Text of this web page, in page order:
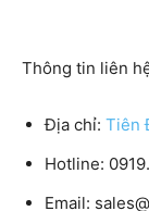
Thông tin liên
Địa chỉ: Tiên
Hotline:
Email: